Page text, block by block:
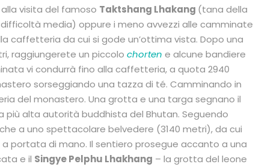
visita del famoso Taktshang Lhakang (tana della
media) oppure i meno avvezzi alle camminate
caffetteria da cui si gode un’ottima vista. Dopo una
raggiungerete un piccolo chorten e alcune bandiere
vi condurrà fino alla caffetteria, a quota 2940
sorseggiando una tazza di té. Camminando in
del monastero. Una grotta e una targa segnano il
più alta autorità buddhista del Bhutan. Seguendo
a uno spettacolare belvedere (3140 metri), da cui
portata di mano. Il sentiero prosegue accanto a una
e il Singye Pelphu Lhakhang – la grotta del leone